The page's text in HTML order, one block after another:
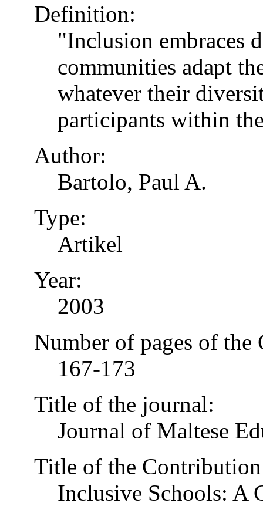
Definition:
"Inclusion embraces
communities adapt
whatever their
participants within
Author:
Bartolo, Paul A.
Type:
Artikel
Year:
2003
Number of pages of
167-173
Title of the journal:
Journal of Maltese
Title of the
Inclusive Schools: A